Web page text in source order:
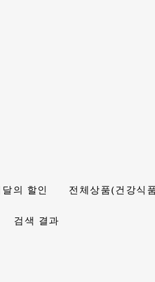
달의 할인 전체상품(건강식
검색 결과